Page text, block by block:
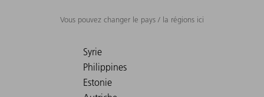
Vous pouvez changer le pays / la régions ici